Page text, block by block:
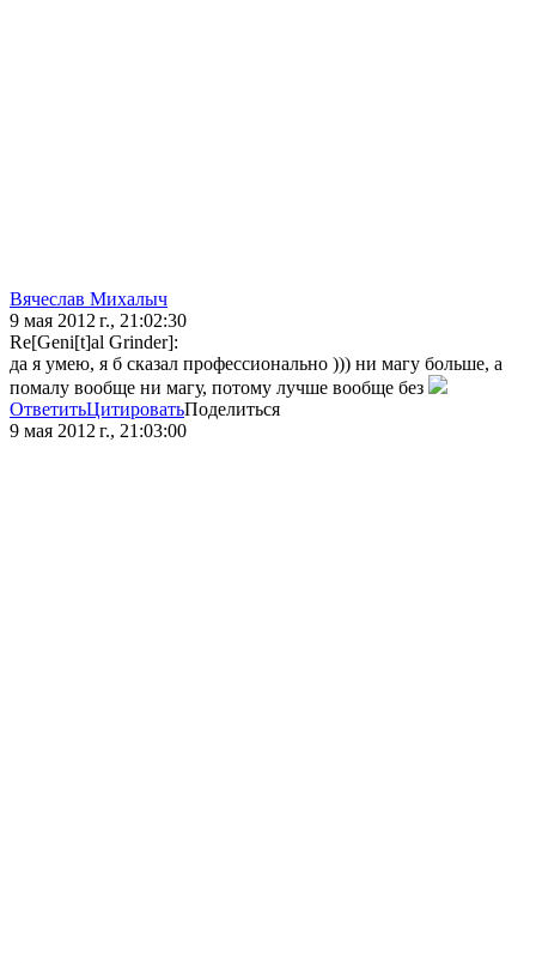
Вячеслав Михалыч
9 мая 2012 г., 21:02:30
Re[Geni[t]al Grinder]:
да я умею, я б сказал профессионально ))) ни магу больше, а
помалу вообще ни магу, потому лучше вообще без
ОтветитьЦитироватьПоделиться
9 мая 2012 г., 21:03:00